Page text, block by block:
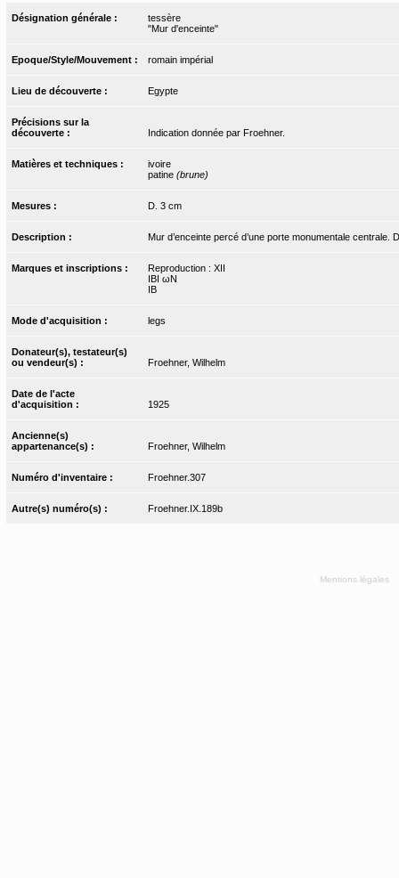
Désignation générale :
tessère
"Mur d'enceinte"
Epoque/Style/Mouvement : romain impérial
Lieu de découverte : Egypte
Précisions sur la
découverte :
Indication donnée par Froehner.
Matières et techniques :
ivoire
patine (brune)
Mesures : D. 3 cm
Description : Mur d’enceinte percé d’une porte monumentale centrale.
Marques et inscriptions :
Reproduction : XII
IBI ωN
IB
Mode d'acquisition : legs
Donateur(s), testateur(s)
ou vendeur(s) :
Froehner, Wilhelm
Date de l'acte
d'acquisition :
1925
Ancienne(s)
appartenance(s) :
Froehner, Wilhelm
Numéro d'inventaire : Froehner.307
Autre(s) numéro(s) : Froehner.IX.189b
Mentions légales